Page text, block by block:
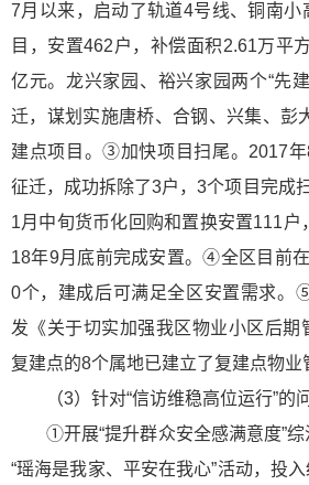
7月以来，启动了轨道4号线、铜南小
目，安置462户，补偿面积2.61万平
亿元。龙兴家园、裕兴家园两个“先
迁，谋划实施唐桥、合钢、兴集、彭
建点项目。③加快项目扫尾。2017
征迁，成功拆除了3户，3个项目完成
1月中旬货币化回购和置换安置111户
18年9月底前完成安置。④全区目前
0个，建成后可满足全区安置需求。
发《关于切实加强我区物业小区后期
复建点的8个属地已建立了复建点物业
（3）针对“信访维稳高位运行”的
①开展“提升群众安全感满意度”
“瑶海是我家、平安在我心”活动，投